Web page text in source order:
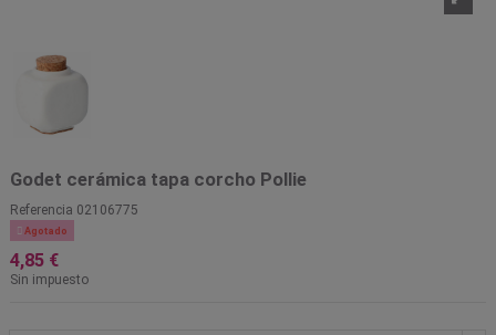
Godet cerámica tapa corcho Pollie
Referencia 02106775
 Agotado
4,85 €
Sin impuesto